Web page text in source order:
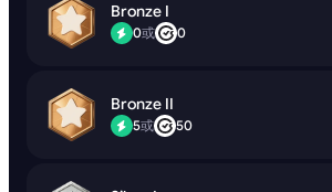
Bronze I
0或 0
Bronze II
5或 50